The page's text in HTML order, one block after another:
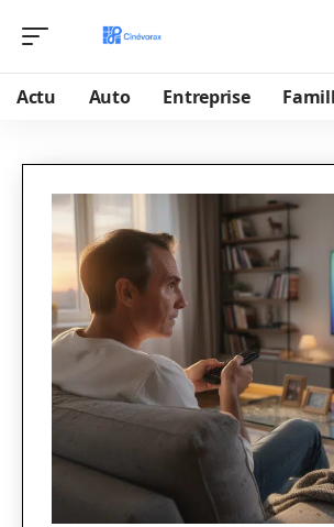
Actu Auto Entreprise